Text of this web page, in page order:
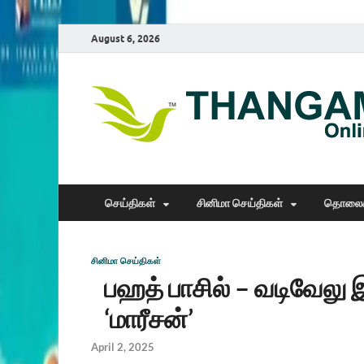
August 6, 2026
செய்திகள் சினிமா செய்திகள்
சினிமா செய்திகள்
பஹத் பாசில் –
‘மாரீசன்’
April 2, 2025